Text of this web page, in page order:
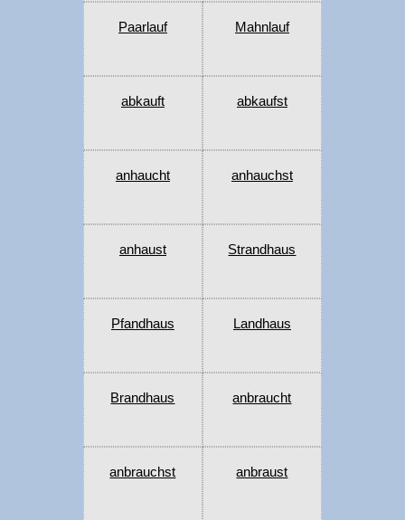
Paarlauf Mahnlauf
abkauft abkaufst
anhaucht anhauchst
anhaust Strandhaus
Pfandhaus Landhaus
Brandhaus anbraucht
anbrauchst anbraust